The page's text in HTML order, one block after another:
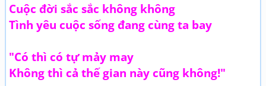
Cuộc đời sắc sắc không không
Tình yêu cuộc sống đang cùng ta bay
"Có thì có tự mảy may
Không thì cả thế gian này cũng không!"